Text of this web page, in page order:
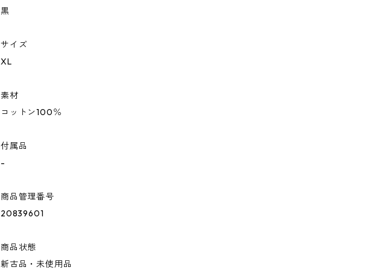
黒
サイズ
XL
素材
コットン100％
付属品
-
商品管理番号
20839601
商品状態
新古品・未使用品